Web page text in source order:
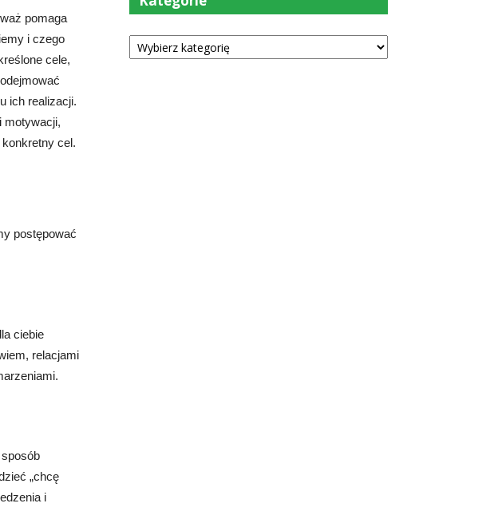
pomaga
i czego
cele,
ich realizacji.
motywacji,
cel.
postępować
ciebie
relacjami
„chcę
i
Kategorie